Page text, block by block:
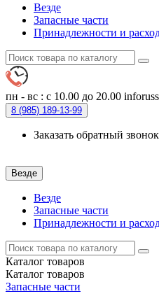
Везде
Запасные части
Принадлежности и
пн - вс : с 10.00 до 20.00
8 (985) 189-13-99
Заказать обратный звонок
Везде
Везде
Запасные части
Принадлежности и
Каталог товаров
Каталог товаров
Запасные части